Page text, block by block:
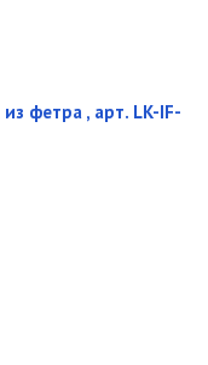
фетра , арт. LK-IF-